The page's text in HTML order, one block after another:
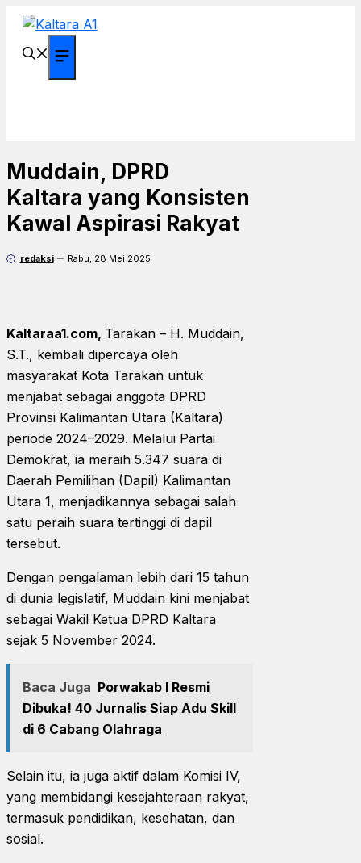
Langsung
Muddain, DPRD
Kaltara yang Konsisten
Kawal Aspirasi Rakyat
redaksi Rabu, 28 Mei 2025
Kaltaraa1.com, Tarakan – H. Muddain,
S.T., kembali dipercaya oleh
masyarakat Kota Tarakan untuk
menjabat sebagai anggota DPRD
Provinsi Kalimantan Utara (Kaltara)
periode 2024–2029. Melalui Partai
Demokrat, ia meraih 5.347 suara di
Daerah Pemilihan (Dapil) Kalimantan
Utara 1, menjadikannya sebagai salah
satu peraih suara tertinggi di dapil
tersebut.
Dengan pengalaman lebih dari 15 tahun
di dunia legislatif, Muddain kini menjabat
sebagai Wakil Ketua DPRD Kaltara
sejak 5 November 2024.
Baca Juga Porwakab I Resmi
Dibuka! 40 Jurnalis Siap Adu Skill
di 6 Cabang Olahraga
Selain itu, ia juga aktif dalam Komisi IV,
yang membidangi kesejahteraan rakyat,
termasuk pendidikan, kesehatan, dan
sosial.